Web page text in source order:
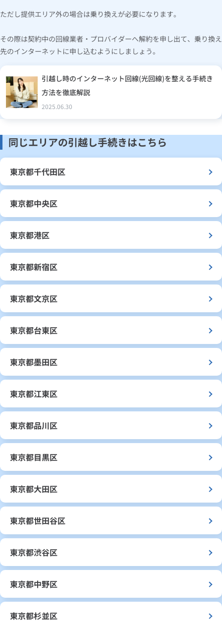
ただし提供エリア外の場合は乗り換えが必要になります。
その際は契約中の回線業者・プロバイダーへ解約を申し出て、乗り換え
先のインターネットに申し込むようにしましょう。
引越し時のインターネット回線(光回線)を整える手続き
方法を徹底解説
2025.06.30
同じエリアの引越し手続きはこちら
東京都千代田区
東京都中央区
東京都港区
東京都新宿区
東京都文京区
東京都台東区
東京都墨田区
東京都江東区
東京都品川区
東京都目黒区
東京都大田区
東京都世田谷区
東京都渋谷区
東京都中野区
東京都杉並区